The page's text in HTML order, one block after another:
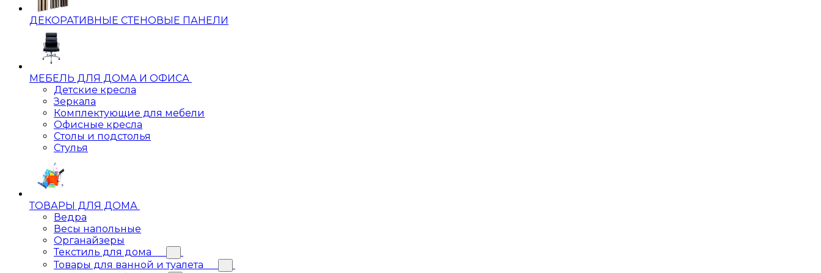
ДЕКОРАТИВНЫЕ СТЕНОВЫЕ ПАНЕЛИ
МЕБЕЛЬ ДЛЯ ДОМА И ОФИСА
Детские кресла
Зеркала
Комплектующие для мебели
Офисные кресла
Столы и подстолья
Стулья
ТОВАРЫ ДЛЯ ДОМА
Ведра
Весы напольные
Органайзеры
Текстиль для дома
Товары для ванной и туалета